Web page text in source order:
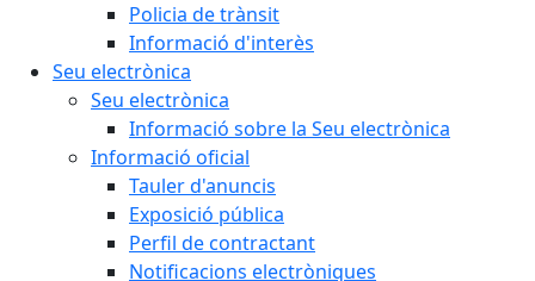
Policia de trànsit
Informació d'interès
Seu electrònica
Seu electrònica
Informació sobre la Seu electrònica
Informació oficial
Tauler d'anuncis
Exposició pública
Perfil de contractant
Notificacions electròniques